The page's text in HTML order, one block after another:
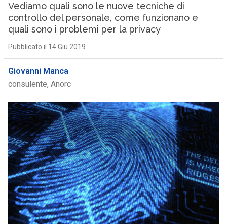
Vediamo quali sono le nuove tecniche di
controllo del personale, come funzionano e
quali sono i problemi per la privacy
Pubblicato il 14 Giu 2019
Giovanni Manca
consulente, Anorc